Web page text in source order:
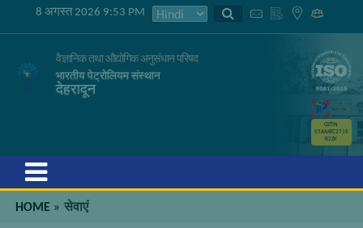
8 अगस्त 2026 9:53 PM
वैज्ञानिक तथा औद्योगिक अनुसंधान परिषद
भारतीय पेट्रोलियम संस्थान
देहरादून
GSTIN
05AAATC2716
R2ZK
HOME »सेवाएं